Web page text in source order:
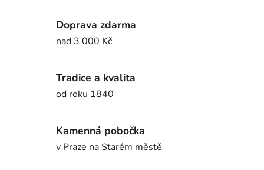
Doprava zdarma
nad 3 000 Kč
Tradice a kvalita
od roku 1840
Kamenná pobočka
v Praze na Starém městě